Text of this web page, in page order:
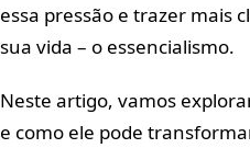
essa pressão e trazer mais
sua vida – o essencialismo.
Neste artigo, vamos
e como ele pode